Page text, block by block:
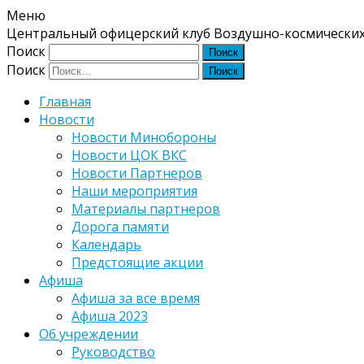
Меню
Центральный офицерский клуб Воздушно-
Поиск
Поиск
Главная
Новости
Новости Минобороны
Новости ЦОК ВКС
Новости Партнеров
Наши мероприятия
Материалы партнеров
Дорога памяти
Календарь
Предстоящие акции
Афиша
Афиша за все время
Афиша 2023
Об учреждении
Руководство